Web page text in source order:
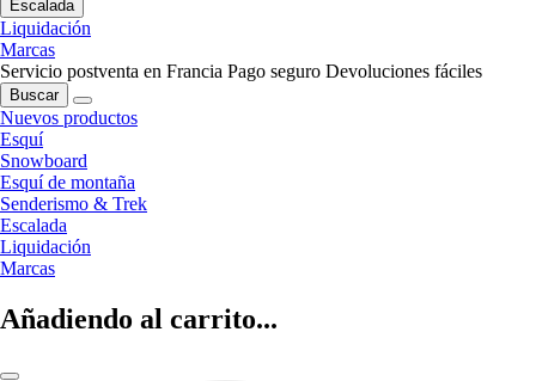
Escalada
Liquidación
Marcas
Servicio postventa en Francia Pago seguro Devoluciones fáciles
Buscar
Nuevos productos
Esquí
Snowboard
Esquí de montaña
Senderismo & Trek
Escalada
Liquidación
Marcas
Añadiendo al carrito...